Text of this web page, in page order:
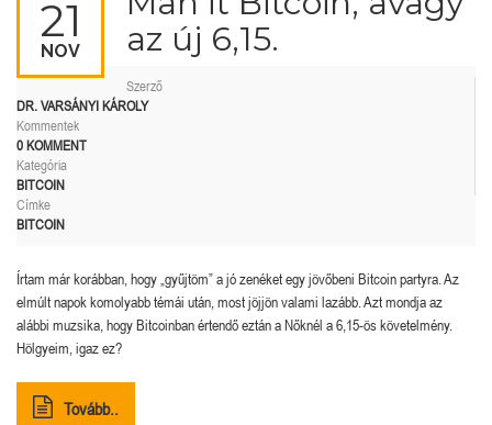
21
NOV
az új 6,15.
Szerző
DR. VARSÁNYI KÁROLY
Kommentek
0 KOMMENT
Kategória
BITCOIN
Címke
BITCOIN
Írtam már korábban, hogy „gyűjtöm” a jó zenéket egy jövőbeni Bitcoin partyra. Az
elmúlt napok komolyabb témái után, most jöjjön valami lazább. Azt mondja az
alábbi muzsika, hogy Bitcoinban értendő eztán a Nőknél a 6,15-ös követelmény.
Hölgyeim, igaz ez?
Tovább..